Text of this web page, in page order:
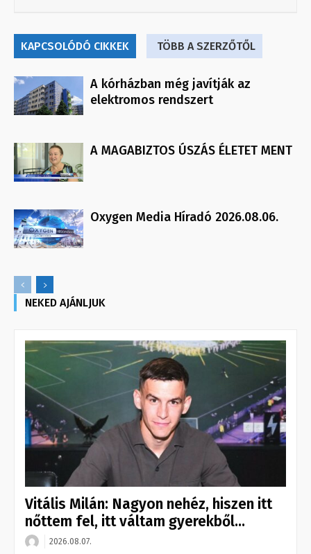
KAPCSOLÓDÓ CIKKEK TÖBB A SZERZŐTŐL
A kórházban még javítják az
elektromos rendszert
A MAGABIZTOS ÚSZÁS ÉLETET MENT
Oxygen Media Híradó 2026.08.06.
NEKED AJÁNLJUK
Vitális Milán: Nagyon nehéz, hiszen itt
nőttem fel, itt váltam gyerekből...
2026.08.07.